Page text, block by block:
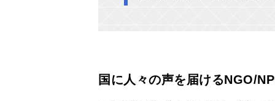
国に人々の声を届けるNGO/